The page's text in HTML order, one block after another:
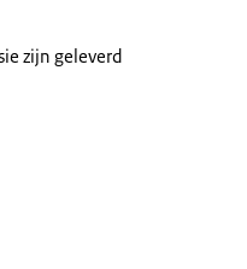
zijn geleverd